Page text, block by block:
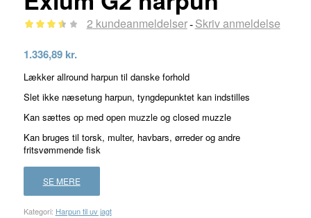
som
3.50ud
af 5
baseret
på
2
2 kundeanmeldelser-Skriv anmeldelse
1.336,89 kr.
Lækker allround harpun til danske forhold
Slet ikke næsetung harpun, tyngdepunktet kan indstilles
Kan sættes op med open muzzle og closed muzzle
Kan bruges til torsk, multer, havbars, ørreder og andre
fritsvømmende fisk
SE MERE
Kategori: Harpun til uv jagt